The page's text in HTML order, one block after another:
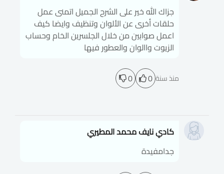
جزاك الله خير على الشرح الجميل اتمنى عمل
حلقات أخرى عن الألوان وتنظيف وايضا كيف
اعمل صوابين من خلال الجلسرين الخام وحساب
الزيوت واالوان والعطور فيها
منذ سنة 0
0
كادي نايف محمد المطيري
جدامفيدة